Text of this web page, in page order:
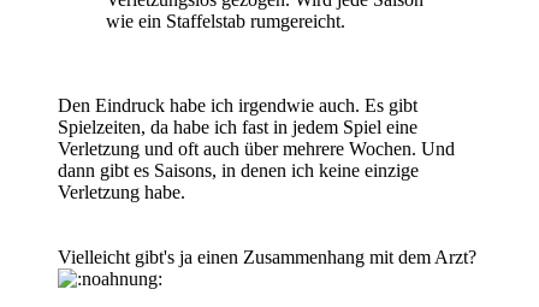
wie ein Staffelstab rumgereicht.
Den Eindruck habe ich irgendwie auch. Es gibt
Spielzeiten, da habe ich fast in jedem Spiel eine
Verletzung und oft auch über mehrere Wochen. Und
dann gibt es Saisons, in denen ich keine einzige
Verletzung habe.
Vielleicht gibt's ja einen Zusammenhang mit dem Arzt?